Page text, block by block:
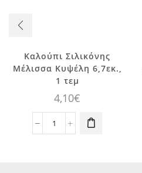
Καλούπι Σιλικόνης
Μέλισσα Κυψέλη 6,7εκ.,
1 τεμ
4,10€
Καλούπι